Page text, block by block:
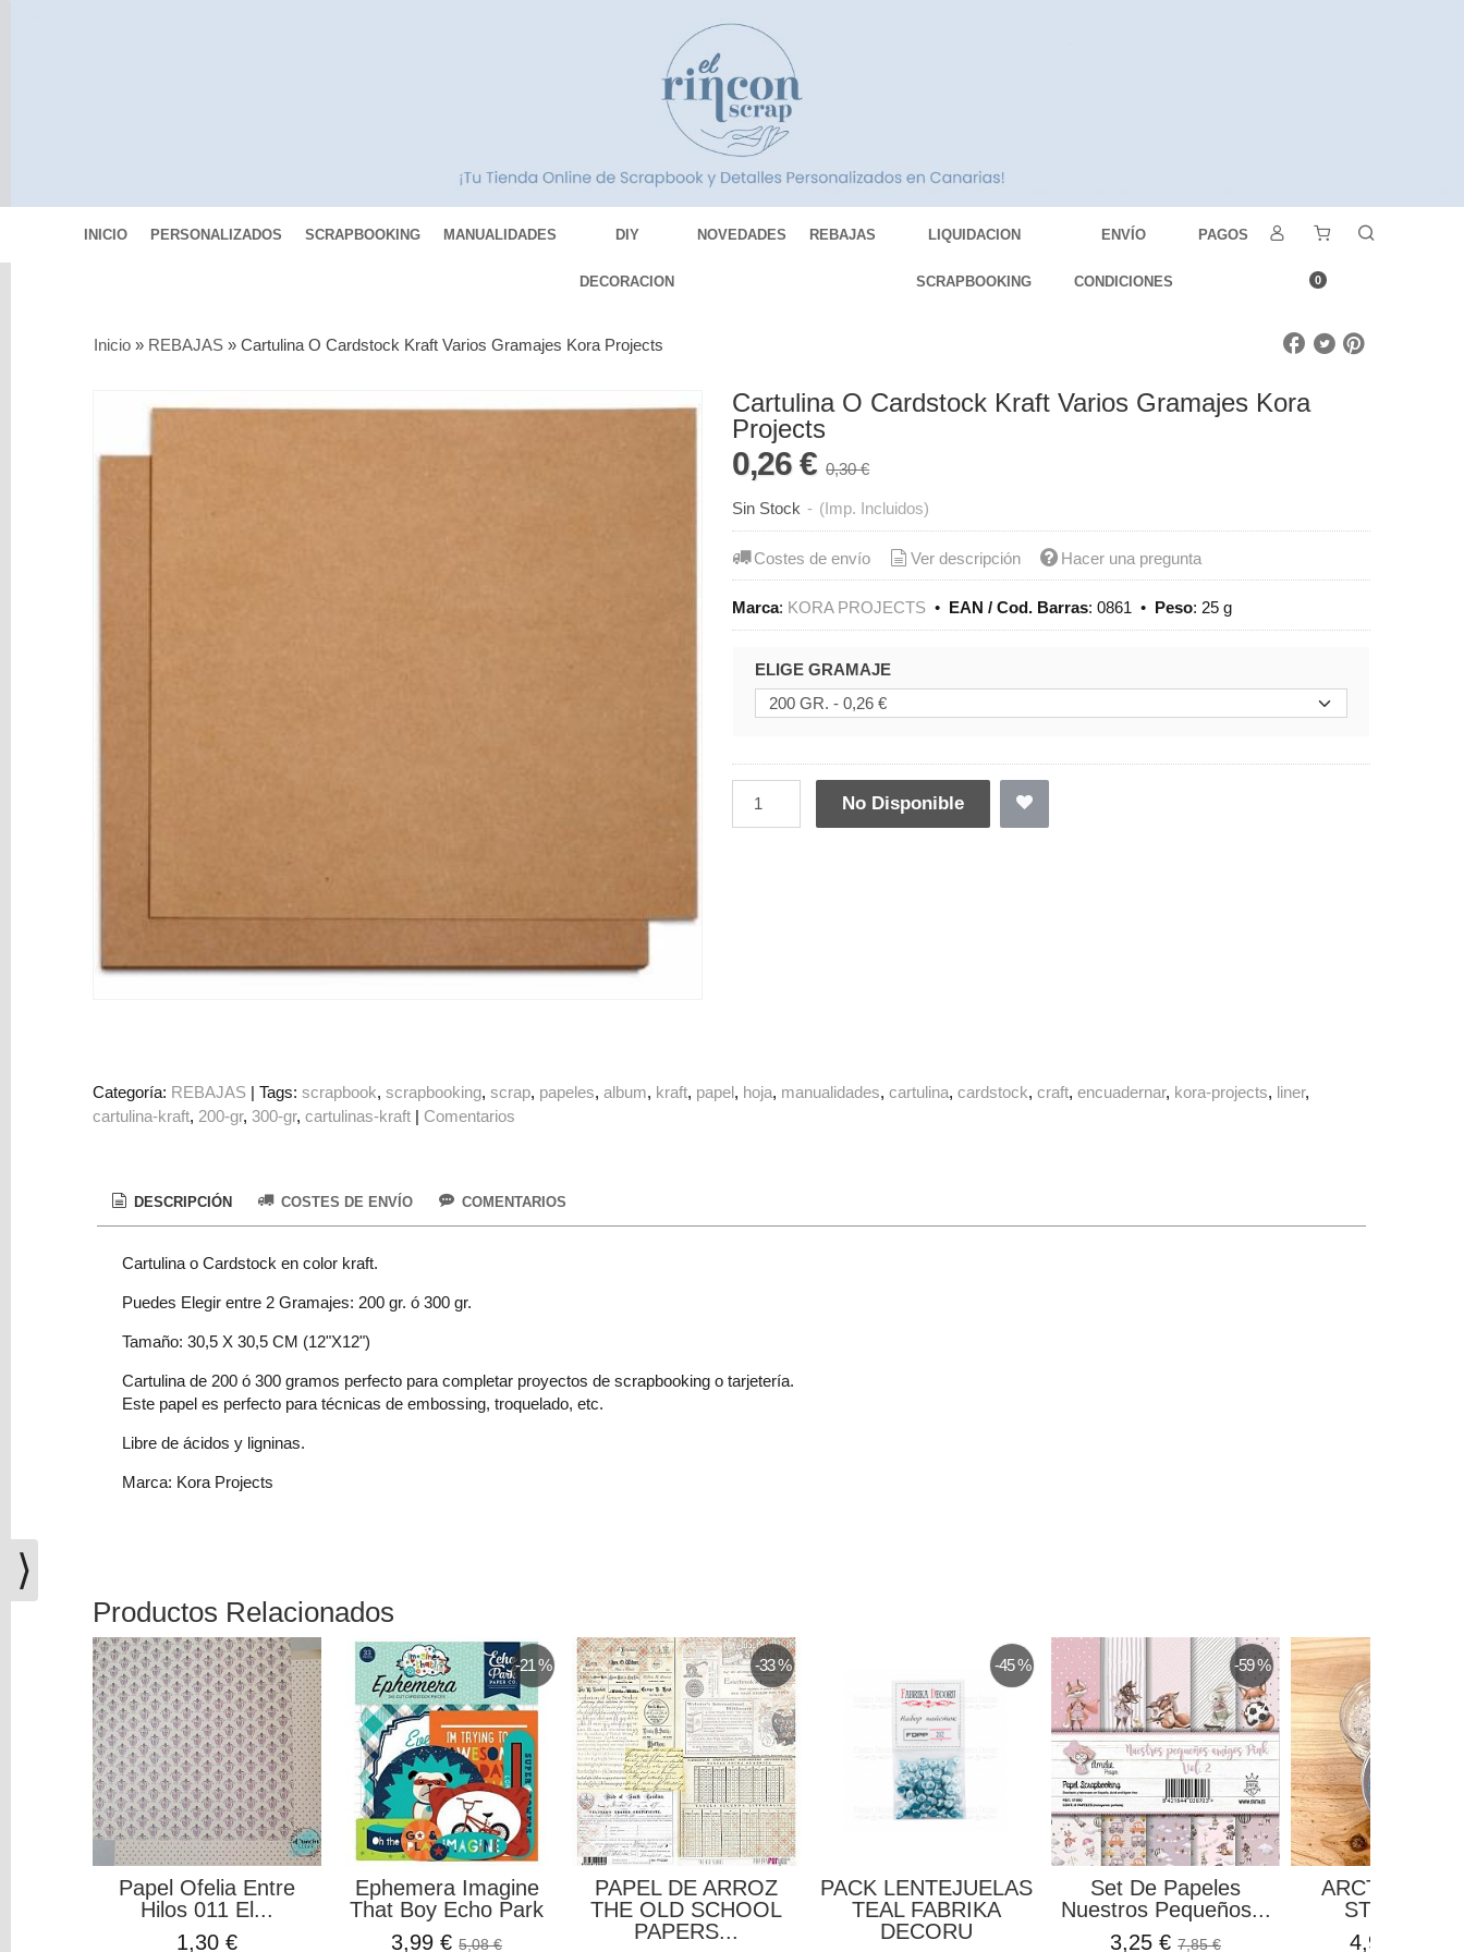
INICIO PERSONALIZADOS SCRAPBOOKING MANUALIDADES DIY
DECORACION
NOVEDADES REBAJAS LIQUIDACION
SCRAPBOOKING
ENVÍO
CONDICIONES
PAGOS
0
Pinturas
Figuras
3D
Marcas
Carrito
compra
vacío
Redes
Sociales
Instagram
Facebook
Inicio » REBAJAS »Cartulina O Cardstock Kraft Varios Gramajes Kora Projects
Cartulina O Cardstock Kraft Varios Gramajes Kora
Projects
0,26 € 0,30 €
Sin Stock - (Imp. Incluidos)
Costes de envío Ver descripción Hacer una pregunta
Marca: KORA PROJECTS • EAN / Cod. Barras:0861 • Peso: 25 g
ELIGE GRAMAJE
No Disponible
Categoría: REBAJAS |Tags:scrapbook scrapbooking scrap papeles album kraft papel hoja manualidades cartulina cardstock craft encuadernar kora-projects liner
cartulina-kraft 200-gr 300-gr cartulinas-kraft | Comentarios
DESCRIPCIÓN COSTES DE ENVÍO COMENTARIOS
Cartulina o Cardstock en color kraft.
Puedes Elegir entre 2 Gramajes: 200 gr. ó 300 gr.
Tamaño: 30,5 X 30,5 CM (12"X12")
Cartulina de 200 ó 300 gramos perfecto para completar proyectos de scrapbooking o tarjetería.
Este papel es perfecto para técnicas de embossing, troquelado, etc.
Libre de ácidos y ligninas.
Marca: Kora Projects
Productos Relacionados
Papel Ofelia Entre
Hilos 011 El...
1,30 €
-21 %
Ephemera Imagine
That Boy Echo Park
3,99 €5,08 €
-33 %
PAPEL DE ARROZ
THE OLD SCHOOL
PAPERS...
-45 %
PACK LENTEJUELAS
TEAL FABRIKA
DECORU
-59 %
Set De Papeles
Nuestros Pequeños...
3,25 €7,85 €
ARCTIC
4,95 €
⟩